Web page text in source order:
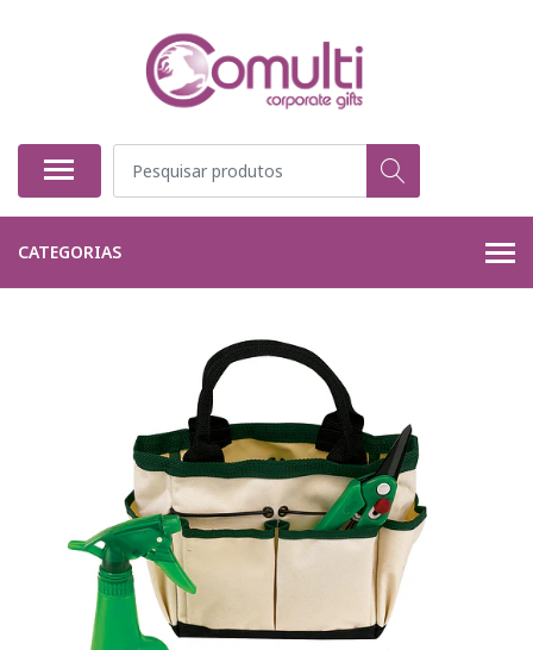
CATEGORIAS